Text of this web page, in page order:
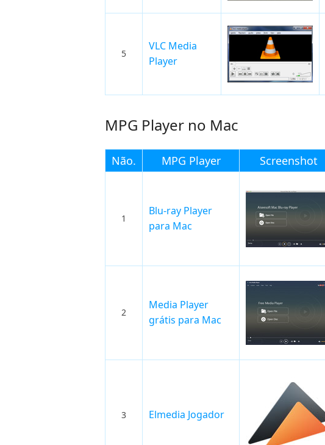
5
VLC Media
Player
MPG Player no Mac
Não. MPG Player Screenshot
1
Blu-ray Player
para Mac
2
Media Player
grátis para Mac
3 Elmedia Jogador